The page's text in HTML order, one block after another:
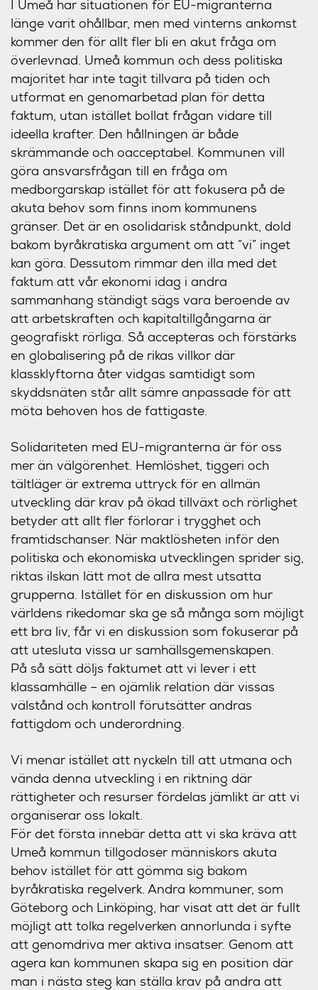
I Umeå har situationen för EU-migranterna
länge varit ohållbar, men med vinterns ankomst
kommer den för allt fler bli en akut fråga om
överlevnad. Umeå kommun och dess politiska
majoritet har inte tagit tillvara på tiden och
utformat en genomarbetad plan för detta
faktum, utan istället bollat frågan vidare till
ideella krafter. Den hållningen är både
skrämmande och oacceptabel. Kommunen vill
göra ansvarsfrågan till en fråga om
medborgarskap istället för att fokusera på de
akuta behov som finns inom kommunens
gränser. Det är en osolidarisk ståndpunkt, dold
bakom byråkratiska argument om att ”vi” inget
kan göra. Dessutom rimmar den illa med det
faktum att vår ekonomi idag i andra
sammanhang ständigt sägs vara beroende av
att arbetskraften och kapitaltillgångarna är
geografiskt rörliga. Så accepteras och förstärks
en globalisering på de rikas villkor där
klassklyftorna åter vidgas samtidigt som
skyddsnäten står allt sämre anpassade för att
möta behoven hos de fattigaste.
Solidariteten med EU-migranterna är för oss
mer än välgörenhet. Hemlöshet, tiggeri och
tältläger är extrema uttryck för en allmän
utveckling där krav på ökad tillväxt och rörlighet
betyder att allt fler förlorar i trygghet och
framtidschanser. När maktlösheten inför den
politiska och ekonomiska utvecklingen sprider sig,
riktas ilskan lätt mot de allra mest utsatta
grupperna. Istället för en diskussion om hur
världens rikedomar ska ge så många som möjligt
ett bra liv, får vi en diskussion som fokuserar på
att utesluta vissa ur samhällsgemenskapen.
På så sätt döljs faktumet att vi lever i ett
klassamhälle – en ojämlik relation där vissas
välstånd och kontroll förutsätter andras
fattigdom och underordning.
Vi menar istället att nyckeln till att utmana och
vända denna utveckling i en riktning där
rättigheter och resurser fördelas jämlikt är att vi
organiserar oss lokalt.
För det första innebär detta att vi ska kräva att
Umeå kommun tillgodoser människors akuta
behov istället för att gömma sig bakom
byråkratiska regelverk. Andra kommuner, som
Göteborg och Linköping, har visat att det är fullt
möjligt att tolka regelverken annorlunda i syfte
att genomdriva mer aktiva insatser. Genom att
agera kan kommunen skapa sig en position där
man i nästa steg kan ställa krav på andra att